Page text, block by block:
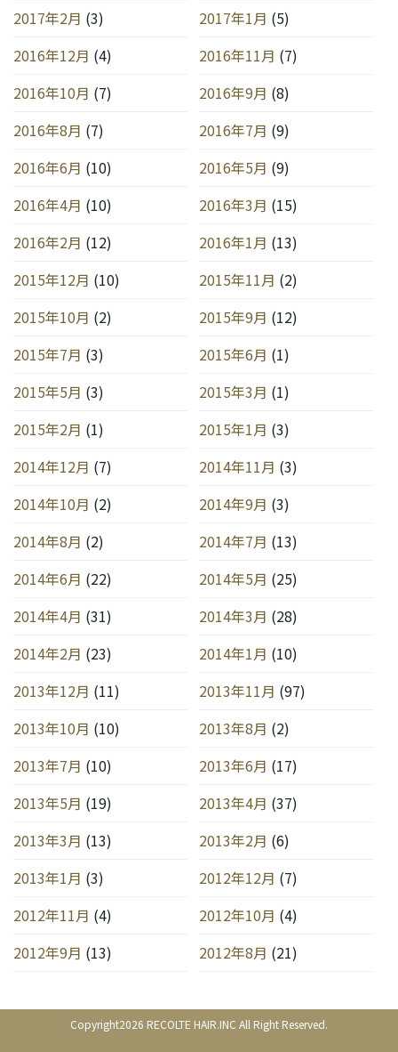
2017年2月 (3) 2017年1月 (5)
2016年12月 (4) 2016年11月 (7)
2016年10月 (7) 2016年9月 (8)
2016年8月 (7) 2016年7月 (9)
2016年6月 (10) 2016年5月 (9)
2016年4月 (10) 2016年3月 (15)
2016年2月 (12) 2016年1月 (13)
2015年12月 (10) 2015年11月 (2)
2015年10月 (2) 2015年9月 (12)
2015年7月 (3) 2015年6月 (1)
2015年5月 (3) 2015年3月 (1)
2015年2月 (1) 2015年1月 (3)
2014年12月 (7) 2014年11月 (3)
2014年10月 (2) 2014年9月 (3)
2014年8月 (2) 2014年7月 (13)
2014年6月 (22) 2014年5月 (25)
2014年4月 (31) 2014年3月 (28)
2014年2月 (23) 2014年1月 (10)
2013年12月 (11) 2013年11月 (97)
2013年10月 (10) 2013年8月 (2)
2013年7月 (10) 2013年6月 (17)
2013年5月 (19) 2013年4月 (37)
2013年3月 (13) 2013年2月 (6)
2013年1月 (3) 2012年12月 (7)
2012年11月 (4) 2012年10月 (4)
2012年9月 (13) 2012年8月 (21)
Copyright2026 RECOLTE HAIR.INC All Right Reserved.